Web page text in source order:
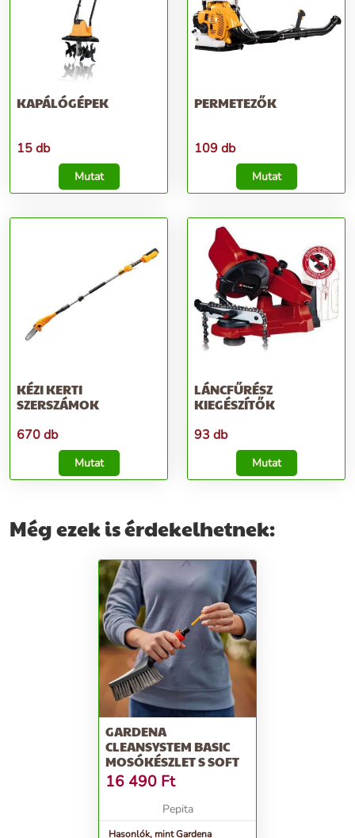
KAPÁLÓGÉPEK
15 db
Mutat
PERMETEZŐK
109 db
Mutat
KÉZI KERTI
SZERSZÁMOK
670 db
Mutat
LÁNCFŰRÉSZ
KIEGÉSZÍTŐK
93 db
Mutat
Még ezek is érdekelhetnek:
GARDENA
CLEANSYSTEM BASIC
MOSÓKÉSZLET S SOFT
16 490 Ft
Pepita
Hasonlók, mint Gardena